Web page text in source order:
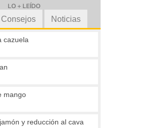
LO + LEÍDO
cazuela
mango
y reducción al cava
Consejos Noticias